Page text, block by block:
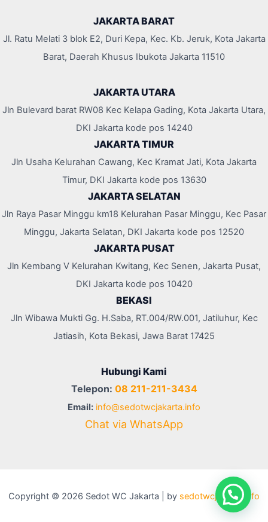
JAKARTA BARAT
Jl. Ratu Melati 3 blok E2, Duri Kepa, Kec. Kb. Jeruk, Kota Jakarta
Barat, Daerah Khusus Ibukota Jakarta 11510
JAKARTA UTARA
Jln Bulevard barat RW08 Kec Kelapa Gading, Kota Jakarta Utara,
DKI Jakarta kode pos 14240
JAKARTA TIMUR
Jln Usaha Kelurahan Cawang, Kec Kramat Jati, Kota Jakarta
Timur, DKI Jakarta kode pos 13630
JAKARTA SELATAN
Jln Raya Pasar Minggu km18 Kelurahan Pasar Minggu, Kec Pasar
Minggu, Jakarta Selatan, DKI Jakarta kode pos 12520
JAKARTA PUSAT
Jln Kembang V Kelurahan Kwitang, Kec Senen, Jakarta Pusat,
DKI Jakarta kode pos 10420
BEKASI
Jln Wibawa Mukti Gg. H.Saba, RT.004/RW.001, Jatiluhur, Kec
Jatiasih, Kota Bekasi, Jawa Barat 17425
Hubungi Kami
Telepon: 08 211-211-3434
Email: info@sedotwcjakarta.info
Chat via WhatsApp
Copyright © 2026 Sedot WC Jakarta | by sedotwcjakarta.info